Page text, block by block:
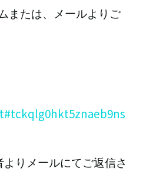
または、メールよりご
りメールにてご返信さ